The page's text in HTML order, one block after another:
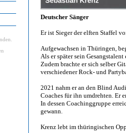
Deutscher Sänger
Er ist Sieger der elften Staffel
Aufgewachsen in Thüringen,
Als er später sein
Zudem brachte er sich selber
verschiedener Rock- und
2021 nahm er an den Blind
Coaches für ihn umdrehten. Er
In dessen Coachinggruppe
gewann.
Krenz lebt im thüringischen